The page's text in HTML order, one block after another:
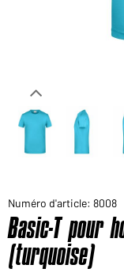
Numéro d'article: 8008
Basic-T pour
(turquoise)